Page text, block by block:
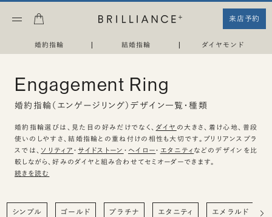
来店予約
婚約指輪 | 結婚指輪 | ダイヤモンド
Engagement Ring
婚約指輪（エンゲージリング）デザイン一覧・種類
婚約指輪選びは、見た目の好みだけでなく、 ダイヤ の大きさ、着け心地、普段
使いのしやすさ、結婚指輪との重ね付けの相性も大切です。ブリリアンスプラ
スでは、 ソリティア ・ サイドストーン ・ ヘイロー・ エタニティ などのデザインを比
較しながら、好みのダイヤと組み合わせてセミオーダーできます。
続きを読む
シンプル ゴールド プラチナ エタニティ エメラルド